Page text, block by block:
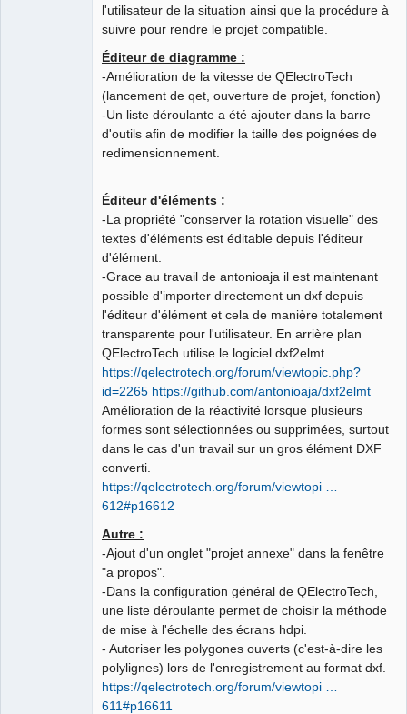
l'utilisateur de la situation ainsi que la procédure à
suivre pour rendre le projet compatible.
Éditeur de diagramme :
-Amélioration de la vitesse de QElectroTech
(lancement de qet, ouverture de projet, fonction)
-Un liste déroulante a été ajouter dans la barre
d'outils afin de modifier la taille des poignées de
redimensionnement.
Éditeur d'éléments :
-La propriété "conserver la rotation visuelle" des
textes d'éléments est éditable depuis l'éditeur
d'élément.
-Grace au travail de antonioaja il est maintenant
possible d'importer directement un dxf depuis
l'éditeur d'élément et cela de manière totalement
transparente pour l'utilisateur. En arrière plan
QElectroTech utilise le logiciel dxf2elmt.
https://qelectrotech.org/forum/viewtopic.php?
id=2265 https://github.com/antonioaja/dxf2elmt
Amélioration de la réactivité lorsque plusieurs
formes sont sélectionnées ou supprimées, surtout
dans le cas d'un travail sur un gros élément DXF
converti.
https://qelectrotech.org/forum/viewtopi …
612#p16612
Autre :
-Ajout d'un onglet "projet annexe" dans la fenêtre
"a propos".
-Dans la configuration général de QElectroTech,
une liste déroulante permet de choisir la méthode
de mise à l'échelle des écrans hdpi.
- Autoriser les polygones ouverts (c'est-à-dire les
polylignes) lors de l'enregistrement au format dxf.
https://qelectrotech.org/forum/viewtopi …
611#p16611